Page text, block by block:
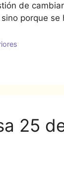
de
porque se
25